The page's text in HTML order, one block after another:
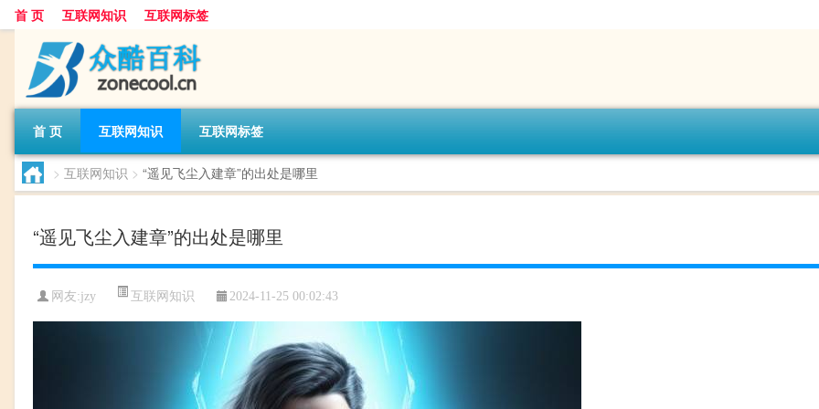
首 页 互联网知识 互联网标签
首 页 互联网知识 互联网标签
> 互联网知识 > “遥见飞尘入建章”的出处是哪里
“遥见飞尘入建章”的出处是哪里
网友:jzy 互联网知识 2024-11-25 00:02:43